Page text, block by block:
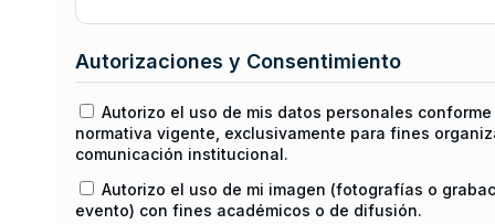
Autorizaciones y Consentimiento
Autorizo el uso de mis datos personales
normativa vigente, exclusivamente para fines
comunicación institucional.
Autorizo el uso de mi imagen (fotografías o
evento) con fines académicos o de difusión.